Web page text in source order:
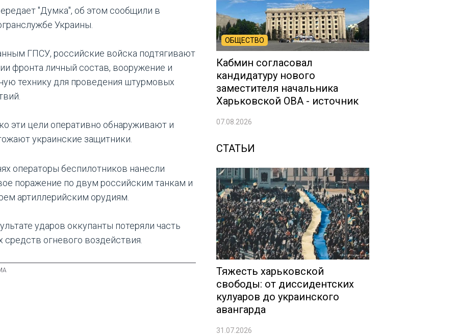
"Думка", об этом сообщили в
Украины.
ГПСУ, российские войска подтягивают
фронта личный состав, вооружение и
технику для проведения штурмовых
эти цели оперативно обнаруживают и
украинские защитники.
операторы беспилотников нанесли
поражение по двум российским танкам и
артиллерийским орудиям.
ударов оккупанты потеряли часть
средств огневого воздействия.
ОБЩЕСТВО
Кабмин согласовал
кандидатуру нового
заместителя начальника
Харьковской ОВА - источник
07.08.2026
СТАТЬИ
Тяжесть харьковской
свободы: от диссидентских
кулуаров до украинского
авангарда
31.07.2026